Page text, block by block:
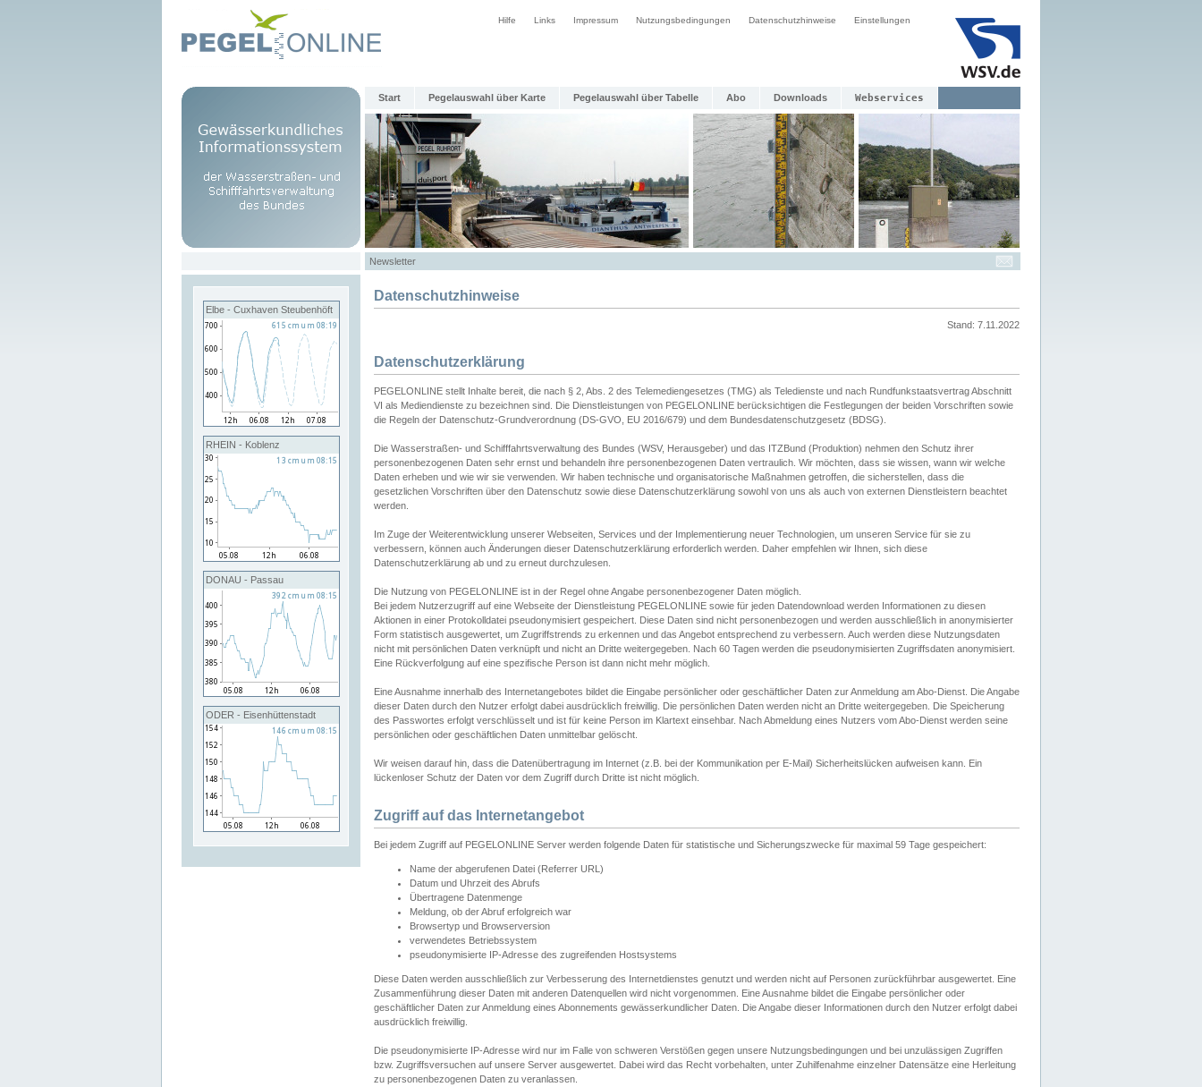
Hilfe Links Impressum Nutzungsbedingungen Datenschutzhinweise Einstellungen
Start Pegelauswahl über Karte Pegelauswahl über Tabelle Abo Downloads Webservices
Newsletter
Elbe - Cuxhaven Steubenhöft
RHEIN - Koblenz
DONAU - Passau
ODER - Eisenhüttenstadt
Datenschutzhinweise
Stand: 7.11.2022
Datenschutzerklärung
PEGELONLINE stellt Inhalte bereit, die nach § 2, Abs. 2 des Telemediengesetzes (TMG) als Teledienste und nach Rundfunkstaatsvertrag Abschnitt
VI als Mediendienste zu bezeichnen sind. Die Dienstleistungen von PEGELONLINE berücksichtigen die Festlegungen der beiden Vorschriften sowie
die Regeln der Datenschutz-Grundverordnung (DS-GVO, EU 2016/679) und dem Bundesdatenschutzgesetz (BDSG).
Die Wasserstraßen- und Schifffahrtsverwaltung des Bundes (WSV, Herausgeber) und das ITZBund (Produktion) nehmen den Schutz ihrer
personenbezogenen Daten sehr ernst und behandeln ihre personenbezogenen Daten vertraulich. Wir möchten, dass sie wissen, wann wir welche
Daten erheben und wie wir sie verwenden. Wir haben technische und organisatorische Maßnahmen getroffen, die sicherstellen, dass die
gesetzlichen Vorschriften über den Datenschutz sowie diese Datenschutzerklärung sowohl von uns als auch von externen Dienstleistern beachtet
werden.
Im Zuge der Weiterentwicklung unserer Webseiten, Services und der Implementierung neuer Technologien, um unseren Service für sie zu
verbessern, können auch Änderungen dieser Datenschutzerklärung erforderlich werden. Daher empfehlen wir Ihnen, sich diese
Datenschutzerklärung ab und zu erneut durchzulesen.
Die Nutzung von PEGELONLINE ist in der Regel ohne Angabe personenbezogener Daten möglich.
Bei jedem Nutzerzugriff auf eine Webseite der Dienstleistung PEGELONLINE sowie für jeden Datendownload werden Informationen zu diesen
Aktionen in einer Protokolldatei pseudonymisiert gespeichert. Diese Daten sind nicht personenbezogen und werden ausschließlich in anonymisierter
Form statistisch ausgewertet, um Zugriffstrends zu erkennen und das Angebot entsprechend zu verbessern. Auch werden diese Nutzungsdaten
nicht mit persönlichen Daten verknüpft und nicht an Dritte weitergegeben. Nach 60 Tagen werden die pseudonymisierten Zugriffsdaten anonymisiert.
Eine Rückverfolgung auf eine spezifische Person ist dann nicht mehr möglich.
Eine Ausnahme innerhalb des Internetangebotes bildet die Eingabe persönlicher oder geschäftlicher Daten zur Anmeldung am Abo-Dienst. Die Angabe
dieser Daten durch den Nutzer erfolgt dabei ausdrücklich freiwillig. Die persönlichen Daten werden nicht an Dritte weitergegeben. Die Speicherung
des Passwortes erfolgt verschlüsselt und ist für keine Person im Klartext einsehbar. Nach Abmeldung eines Nutzers vom Abo-Dienst werden seine
persönlichen oder geschäftlichen Daten unmittelbar gelöscht.
Wir weisen darauf hin, dass die Datenübertragung im Internet (z.B. bei der Kommunikation per E-Mail) Sicherheitslücken aufweisen kann. Ein
lückenloser Schutz der Daten vor dem Zugriff durch Dritte ist nicht möglich.
Zugriff auf das Internetangebot
Bei jedem Zugriff auf PEGELONLINE Server werden folgende Daten für statistische und Sicherungszwecke für maximal 59 Tage gespeichert:
Name der abgerufenen Datei (Referrer URL)
Datum und Uhrzeit des Abrufs
Übertragene Datenmenge
Meldung, ob der Abruf erfolgreich war
Browsertyp und Browserversion
verwendetes Betriebssystem
pseudonymisierte IP-Adresse des zugreifenden Hostsystems
Diese Daten werden ausschließlich zur Verbesserung des Internetdienstes genutzt und werden nicht auf Personen zurückführbar ausgewertet. Eine
Zusammenführung dieser Daten mit anderen Datenquellen wird nicht vorgenommen. Eine Ausnahme bildet die Eingabe persönlicher oder
geschäftlicher Daten zur Anmeldung eines Abonnements gewässerkundlicher Daten. Die Angabe dieser Informationen durch den Nutzer erfolgt dabei
ausdrücklich freiwillig.
Die pseudonymisierte IP-Adresse wird nur im Falle von schweren Verstößen gegen unsere Nutzungsbedingungen und bei unzulässigen Zugriffen
bzw. Zugriffsversuchen auf unsere Server ausgewertet. Dabei wird das Recht vorbehalten, unter Zuhilfenahme einzelner Datensätze eine Herleitung
zu personenbezogenen Daten zu veranlassen.